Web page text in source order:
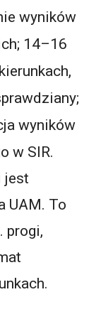
wyników
14–16
wyników
w SIR.
jest
UAM. To
progi,